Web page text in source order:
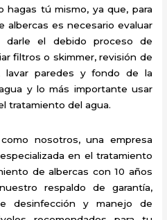
hagas tú mismo, ya que, para
albercas es necesario evaluar
darle el debido proceso de
filtros o skimmer, revisión de
lavar paredes y fondo de la
y lo más importante usar
tratamiento del agua.
nosotros, una empresa
en el tratamiento
de albercas con 10 años
respaldo de garantía,
desinfección y manejo de